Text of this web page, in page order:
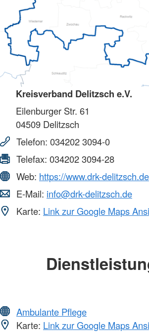
Kreisverband Delitzsch e.V.
Eilenburger Str. 61
04509 Delitzsch
Telefon: 034202 3094-0
Telefax: 034202 3094-28
Web: https://www.drk-delitzsch.de
E-Mail: info@drk-delitzsch.de
Karte: Link zur Google Maps
Ambulante Pflege
Karte: Link zur Google Maps